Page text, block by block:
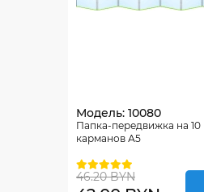
Модель: 10080
Папка-передвижка на 10
карманов А5
46.20 BYN